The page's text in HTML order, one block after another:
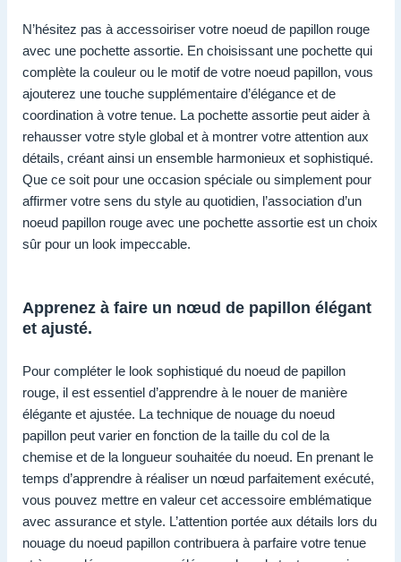
N’hésitez pas à accessoiriser votre noeud de papillon rouge
avec une pochette assortie. En choisissant une pochette qui
complète la couleur ou le motif de votre noeud papillon, vous
ajouterez une touche supplémentaire d’élégance et de
coordination à votre tenue. La pochette assortie peut aider à
rehausser votre style global et à montrer votre attention aux
détails, créant ainsi un ensemble harmonieux et sophistiqué.
Que ce soit pour une occasion spéciale ou simplement pour
affirmer votre sens du style au quotidien, l’association d’un
noeud papillon rouge avec une pochette assortie est un choix
sûr pour un look impeccable.
Apprenez à faire un nœud de papillon élégant
et ajusté.
Pour compléter le look sophistiqué du noeud de papillon
rouge, il est essentiel d’apprendre à le nouer de manière
élégante et ajustée. La technique de nouage du noeud
papillon peut varier en fonction de la taille du col de la
chemise et de la longueur souhaitée du noeud. En prenant le
temps d’apprendre à réaliser un nœud parfaitement exécuté,
vous pouvez mettre en valeur cet accessoire emblématique
avec assurance et style. L’attention portée aux détails lors du
nouage du noeud papillon contribuera à parfaire votre tenue